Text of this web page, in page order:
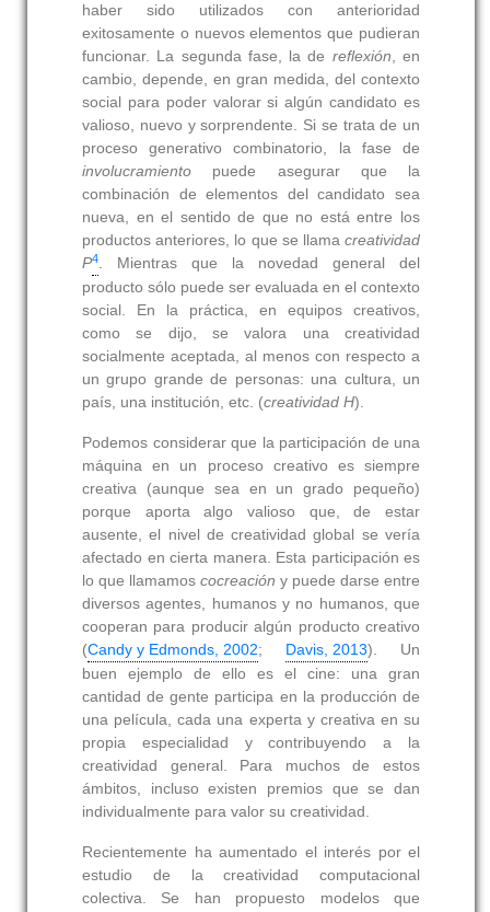
haber sido utilizados con anterioridad
exitosamente o nuevos elementos que pudieran
funcionar. La segunda fase, la de reflexión, en
cambio, depende, en gran medida, del contexto
social para poder valorar si algún candidato es
valioso, nuevo y sorprendente. Si se trata de un
proceso generativo combinatorio, la fase de
involucramiento puede asegurar que la
combinación de elementos del candidato sea
nueva, en el sentido de que no está entre los
productos anteriores, lo que se llamacreatividad
P4. Mientras que la novedad general del
producto sólo puede ser evaluada en el contexto
social. En la práctica, en equipos creativos,
como se dijo, se valora una creatividad
socialmente aceptada, al menos con respecto a
un grupo grande de personas: una cultura, un
país, una institución, etc. (creatividad H).
Podemos considerar que la participación de una
máquina en un proceso creativo es siempre
creativa (aunque sea en un grado pequeño)
porque aporta algo valioso que, de estar
ausente, el nivel de creatividad global se vería
afectado en cierta manera. Esta participación es
lo que llamamoscocreación y puede darse entre
diversos agentes, humanos y no humanos, que
cooperan para producir algún producto creativo
(Candy y Edmonds, 2002; Davis, 2013). Un
buen ejemplo de ello es el cine: una gran
cantidad de gente participa en la producción de
una película, cada una experta y creativa en su
propia especialidad y contribuyendo a la
creatividad general. Para muchos de estos
ámbitos, incluso existen premios que se dan
individualmente para valor su creatividad.
Recientemente ha aumentado el interés por el
estudio de la creatividad computacional
colectiva. Se han propuesto modelos que